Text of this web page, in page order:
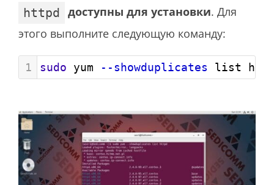
httpd доступны для установки. Для
этого выполните следующую команду:
1 sudo yum --showduplicates list